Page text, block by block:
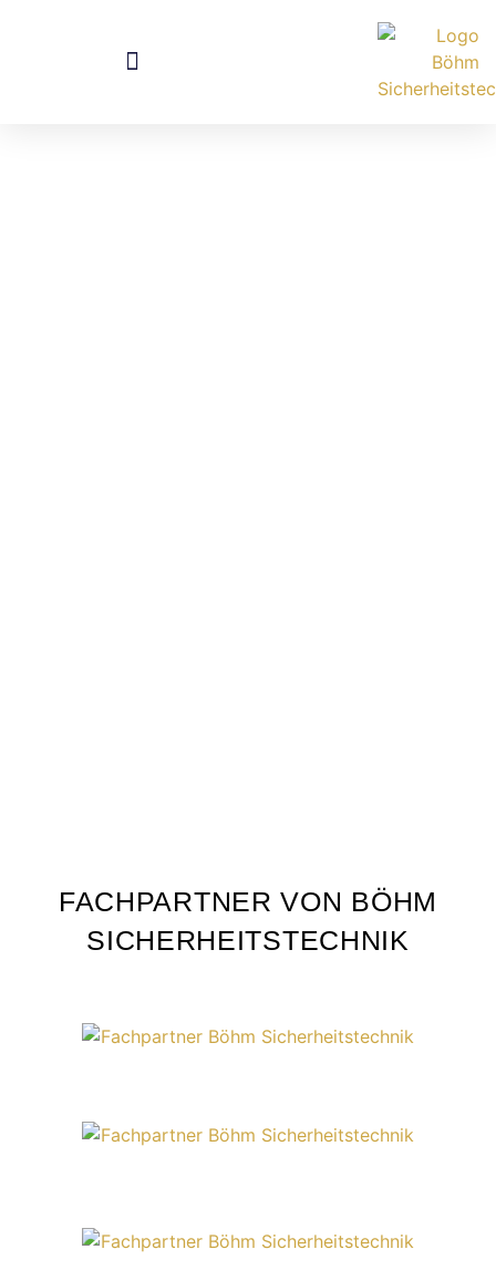
FACHPARTNER VON BÖHM
SICHERHEITSTECHNIK